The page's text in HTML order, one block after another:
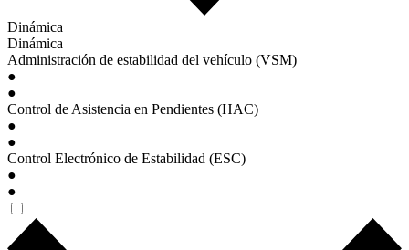
Dinámica
Dinámica
Administración de estabilidad del vehículo (VSM)
●
●
Control de Asistencia en Pendientes (HAC)
●
●
Control Electrónico de Estabilidad (ESC)
●
●